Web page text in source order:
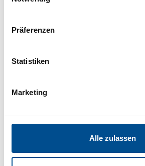
Präferenzen
Statistiken
Marketing
Alle zulassen
Skriptblocker/AdBlocker
Funktionen wird dadurch auf
verhindert. Um die Funktionen
deaktivieren Sie bitte den
Nachdem Sie Ihre
haben, können Sie weiterhin
Belegungskalender